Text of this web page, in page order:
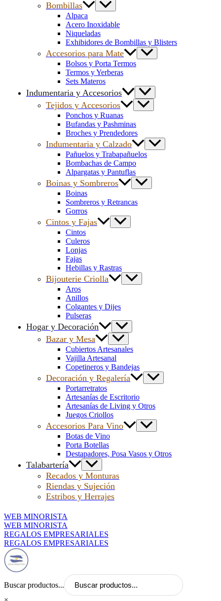
Bombillas
Alpaca
Acero Inoxidable
Niqueladas
Exhibidores de Bombillas y Blisters
Accesorios para Mate
Bolsos y Porta Termos
Termos y Yerberas
Sets Materos
Indumentaria y Accesorios
Tejidos y Accesorios
Ponchos y Ruanas
Bufandas y Pashminas
Broches y Prendedores
Indumentaria y Calzado
Pañuelos y Trabapañuelos
Bombachas de Campo
Alpargatas y Pantuflas
Boinas y Sombreros
Boinas
Sombreros y Retrancas
Gorros
Cintos y Fajas
Cintos
Culeros
Lonjas
Fajas
Hebillas y Rastras
Bijouterie Criolla
Aros
Anillos
Colgantes y Dijes
Pulseras
Hogar y Decoración
Bazar y Mesa
Cubiertos Artesanales
Vajilla Artesanal
Copetineros y Bandejas
Decoración y Regalería
Portarretratos
Artesanías de Escritorio
Artesanías de Living y Otros
Juegos Criollos
Accesorios Para Vino
Botas de Vino
Porta Botellas
Destapadores, Posa Vasos y Otros
Talabartería
Recados y Monturas
Riendas y Sujeción
Estribos y Herrajes
WEB MINORISTA
WEB MINORISTA
REGALOS EMPRESARIALES
REGALOS EMPRESARIALES
Buscar productos...